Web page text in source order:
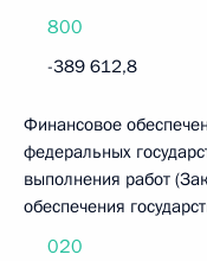
800
-389 612,8
Финансовое
федеральных
выполнения работ
обеспечения
020